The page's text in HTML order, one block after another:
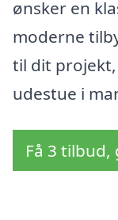
ønsker en
moderne
til dit projekt,
udestue i
Få 3